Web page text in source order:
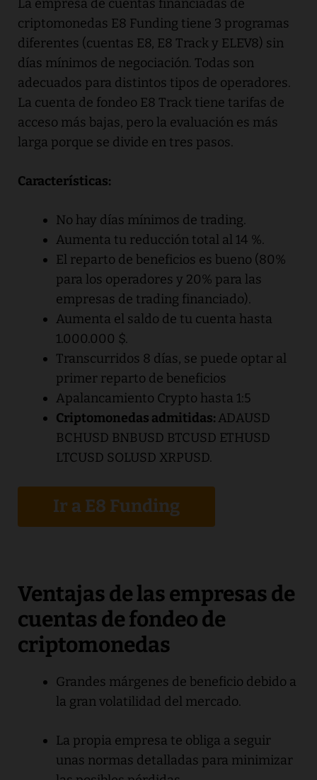
La empresa de cuentas financiadas de
criptomonedas E8 Funding tiene 3 programas
diferentes (cuentas E8, E8 Track y ELEV8) sin
días mínimos de negociación. Todas son
adecuados para distintos tipos de operadores.
La cuenta de fondeo E8 Track tiene tarifas de
acceso más bajas, pero la evaluación es más
larga porque se divide en tres pasos.
Características:
No hay días mínimos de trading.
Aumenta tu reducción total al 14 %.
El reparto de beneficios es bueno (80%
para los operadores y 20% para las
empresas de trading financiado).
Aumenta el saldo de tu cuenta hasta
1.000.000 $.
Transcurridos 8 días, se puede optar al
primer reparto de beneficios
Apalancamiento Crypto hasta 1:5
Criptomonedas admitidas:ADAUSD
BCHUSD BNBUSD BTCUSD ETHUSD
LTCUSD SOLUSD XRPUSD.
Ir a E8 Funding
Ventajas de las empresas de
cuentas de fondeo de
criptomonedas
Grandes márgenes de beneficio debido a
la gran volatilidad del mercado.
La propia empresa te obliga a seguir
unas normas detalladas para minimizar